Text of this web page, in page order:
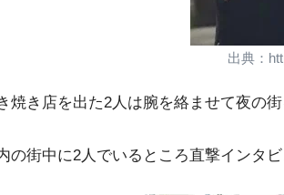
出典：
焼き店を出た2人は腕を絡ませて夜の
の街中に2人でいるところ直撃インタ